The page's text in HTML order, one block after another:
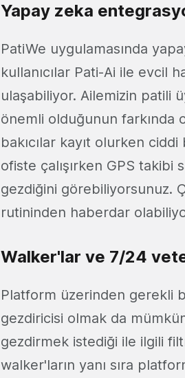
Yapay zeka
PatiWe uygulamasında
kullanıcılar Pati-Ai ile evcil
ulaşabiliyor. Ailemizin patili
önemli olduğunun farkında
bakıcılar kayıt olurken
ofiste çalışırken GPS takibi
gezdiğini görebiliyorsunuz.
rutininden haberdar
Walker'lar ve 7/24
Platform üzerinden gerekli
gezdiricisi olmak da
gezdirmek istediği ile ilgili
walker'ların yanı sıra